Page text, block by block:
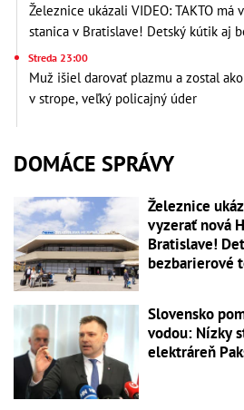
Železnice ukázali VIDEO: TAKTO má
stanica v Bratislave! Detský kútik aj
Streda 23:00
Muž išiel darovať plazmu a zostal
v strope, veľký policajný úder
DOMÁCE SPRÁVY
Železnice
vyzerať nová
Bratislave!
bezbarierové
Slovensko
vodou: Nízky
elektráreň